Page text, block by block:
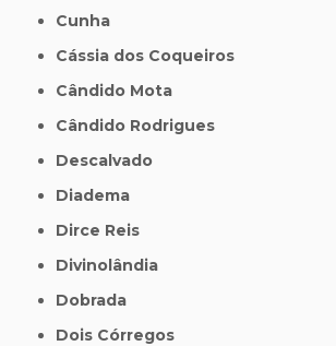
Cunha
Cássia dos Coqueiros
Cândido Mota
Cândido Rodrigues
Descalvado
Diadema
Dirce Reis
Divinolândia
Dobrada
Dois Córregos